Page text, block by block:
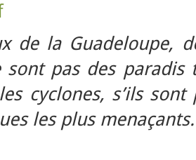
de la Guadeloupe,
sont pas des
cyclones, s’ils
les plus menaçants.